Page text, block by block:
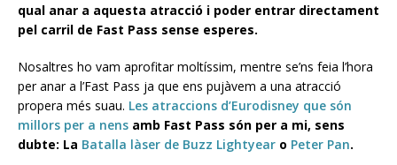
qual anar a aquesta atracció i poder entrar directament
pel carril de Fast Pass sense esperes.
Nosaltres ho vam aprofitar moltíssim, mentre se’ns feia l’hora
per anar a l’Fast Pass ja que ens pujàvem a una atracció
propera més suau. Les atraccions d’Eurodisney que són
millors per a nens amb Fast Pass són per a mi, sens
dubte: La Batalla làser de Buzz Lightyear o Peter Pan.